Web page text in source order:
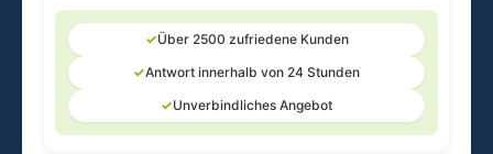
✓Über 2500 zufriedene Kunden
✓Antwort innerhalb von 24 Stunden
✓Unverbindliches Angebot